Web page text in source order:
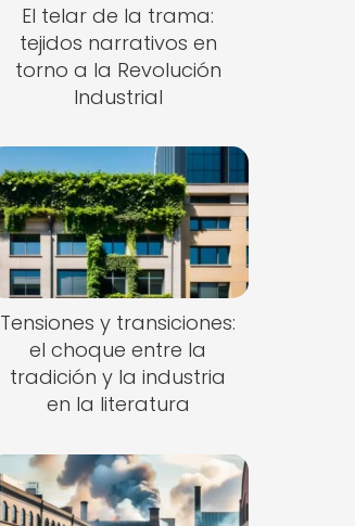
El telar de la trama:
tejidos narrativos en
torno a la Revolución
Industrial
Tensiones y transiciones:
el choque entre la
tradición y la industria
en la literatura